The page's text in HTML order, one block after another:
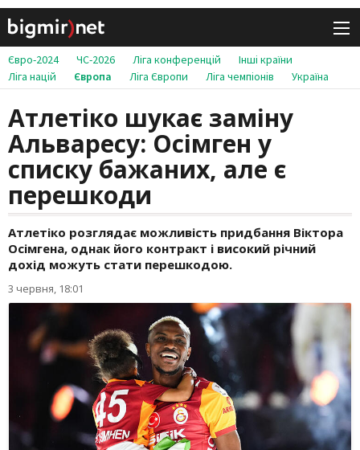
Євро-2024 ЧС-2026 Ліга конференцій
Інші країни
Ліга націй
Європа Ліга Європи Ліга чемпіонів Україна
Атлетіко шукає заміну
Альваресу: Осімген у
списку бажаних, але є
перешкоди
Атлетіко розглядає можливість придбання Віктора
Осімгена, однак його контракт і високий річний
дохід можуть стати перешкодою.
3 червня, 18:01